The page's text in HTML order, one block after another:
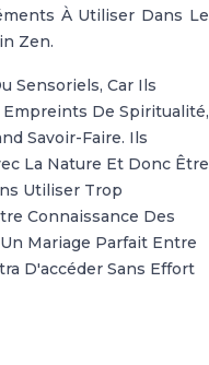
À Utiliser Dans Le
Zen.
Sensoriels, Car Ils
De Spiritualité,
Savoir-Faire. Ils
La Nature Et Donc Être
Utiliser Trop
Connaissance Des
Mariage Parfait Entre
D'accéder Sans Effort